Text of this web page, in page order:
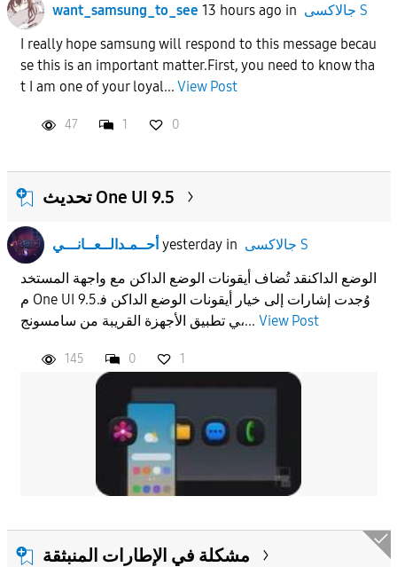
want_samsung_to_see 13 hours ago in
جالاكسى S
​I really hope samsung will respond to this message becau
se this is an important matter.​First, you need to know tha
t I am one of your loyal... View Post
47 1 0
تحديث One UI 9.5
أحــمـدالــعــانـــي yesterdayin
جالاكسى S
الوضع الداكنقد تُضاف أيقونات الوضع الداكن مع واجهة المستخد
م One UI 9.5.وُجدت إشارات إلى خيار أيقونات الوضع الداكن ف
ي تطبيق الأجهزة القريبة من سامسونج،... View Post
145 0 1
مشكلة في الإطارات المنبثقة